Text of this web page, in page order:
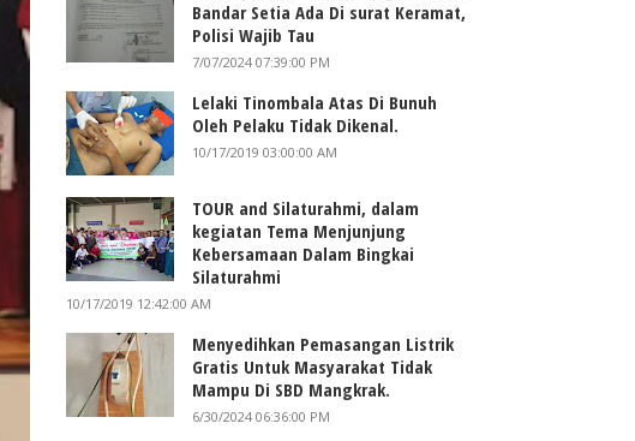
Bandar Setia Ada Di surat Keramat,
Polisi Wajib Tau
7/07/2024 07:39:00 PM
Lelaki Tinombala Atas Di Bunuh
Oleh Pelaku Tidak Dikenal.
10/17/2019 03:00:00 AM
TOUR and Silaturahmi, dalam
kegiatan Tema Menjunjung
Kebersamaan Dalam Bingkai
Silaturahmi
10/17/2019 12:42:00 AM
Menyedihkan Pemasangan Listrik
Gratis Untuk Masyarakat Tidak
Mampu Di SBD Mangkrak.
6/30/2024 06:36:00 PM